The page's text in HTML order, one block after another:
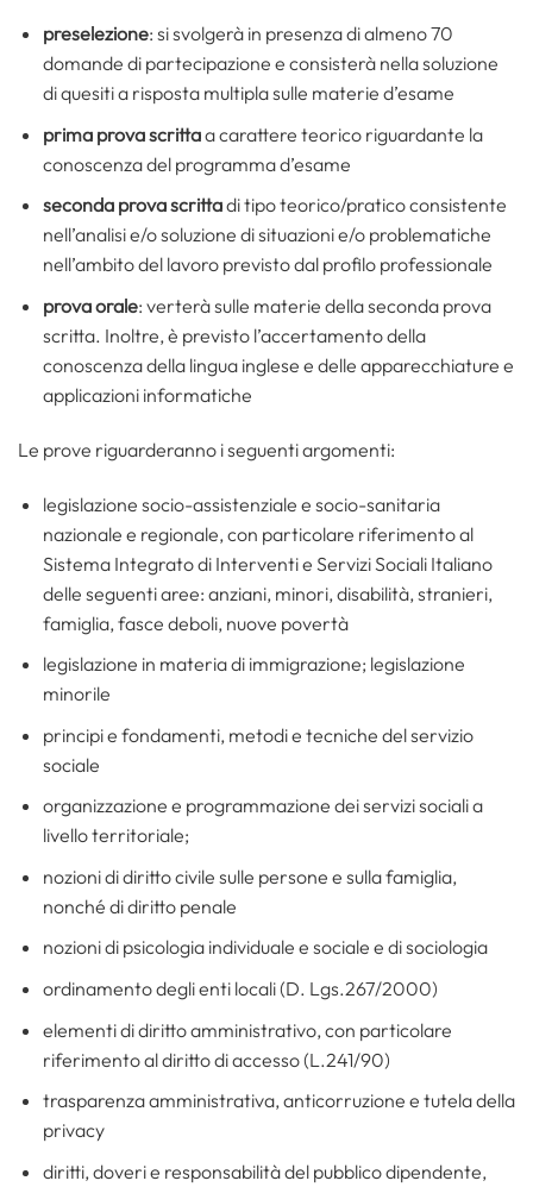
preselezione: si svolgerà in presenza di almeno 70
domande di partecipazione e consisterà nella soluzione
di quesiti a risposta multipla sulle materie d’esame
prima prova scrittaa carattere teorico riguardante la
conoscenza del programma d’esame
seconda prova scrittadi tipo teorico/pratico consistente
nell’analisi e/o soluzione di situazioni e/o problematiche
nell’ambito del lavoro previsto dal profilo professionale
prova orale: verterà sulle materie della seconda prova
scritta. Inoltre, è previsto l’accertamento della
conoscenza della lingua inglese e delle apparecchiature e
applicazioni informatiche
Le prove riguarderanno i seguenti argomenti:
legislazione socio-assistenziale e socio-sanitaria
nazionale e regionale, con particolare riferimento al
Sistema Integrato di Interventi e Servizi Sociali Italiano
delle seguenti aree: anziani, minori, disabilità, stranieri,
famiglia, fasce deboli, nuove povertà
legislazione in materia di immigrazione; legislazione
minorile
principi e fondamenti, metodi e tecniche del servizio
sociale
organizzazione e programmazione dei servizi sociali a
livello territoriale;
nozioni di diritto civile sulle persone e sulla famiglia,
nonché di diritto penale
nozioni di psicologia individuale e sociale e di sociologia
ordinamento degli enti locali (D. Lgs.267/2000)
elementi di diritto amministrativo, con particolare
riferimento al diritto di accesso (L.241/90)
trasparenza amministrativa, anticorruzione e tutela della
privacy
diritti, doveri e responsabilità del pubblico dipendente,